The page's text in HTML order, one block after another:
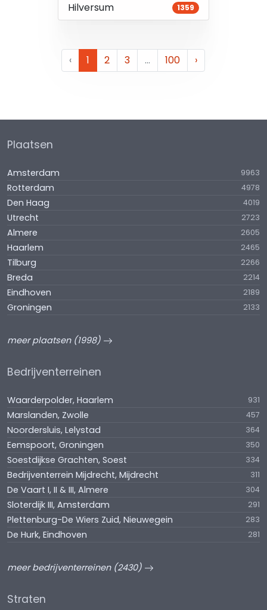
Hilversum 1359
‹ 1 2 3 … 100 ›
Plaatsen
Amsterdam 9963
Rotterdam 4978
Den Haag 4019
Utrecht 2723
Almere 2605
Haarlem 2465
Tilburg 2266
Breda 2214
Eindhoven 2189
Groningen 2133
meer plaatsen (1998)
Bedrijventerreinen
Waarderpolder, Haarlem 931
Marslanden, Zwolle 457
Noordersluis, Lelystad 364
Eemspoort, Groningen 350
Soestdijkse Grachten, Soest 334
Bedrijventerrein Mijdrecht, Mijdrecht 311
De Vaart I, II & III, Almere 304
Sloterdijk III, Amsterdam 291
Plettenburg-De Wiers Zuid, Nieuwegein 283
De Hurk, Eindhoven 281
meer bedrijventerreinen (2430)
Straten